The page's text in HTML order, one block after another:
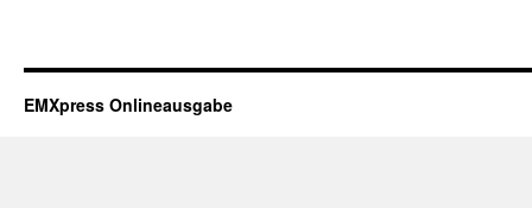
EMXpress Onlineausgabe